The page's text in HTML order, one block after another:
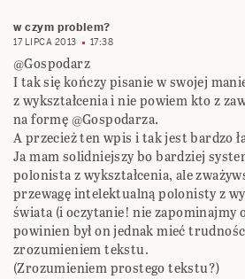
w czym problem?
17 LIPCA 2013 17:38
@Gospodarz
I tak się kończy pisanie w swojej
z wykształcenia i nie powiem kto z
na formę @Gospodarza.
A przecież ten wpis i tak jest bardzo
Ja mam solidniejszy bo bardziej
polonista z wykształcenia, ale
przewagę intelektualną polonisty z
świata (i oczytanie! nie zapominajmy
powinien był on jednak mieć
zrozumieniem tekstu.
(Zrozumieniem prostego tekstu?)